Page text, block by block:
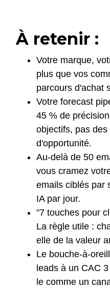
À retenir :
Votre marque,
plus que vos
parcours d'achat
Votre forecast
45 % de
objectifs, pas
d'opportunité.
Au-delà de 50
vous cramez
emails ciblés par
IA par jour.
"7 touches pour
La règle utile :
elle de la valeur
Le bouche-à-
leads à un CAC
le comme un